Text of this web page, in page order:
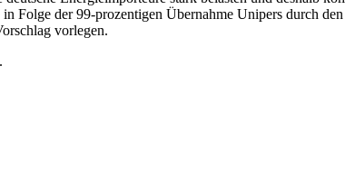
Folge der 99-prozentigen Übernahme Unipers durch
vorlegen.